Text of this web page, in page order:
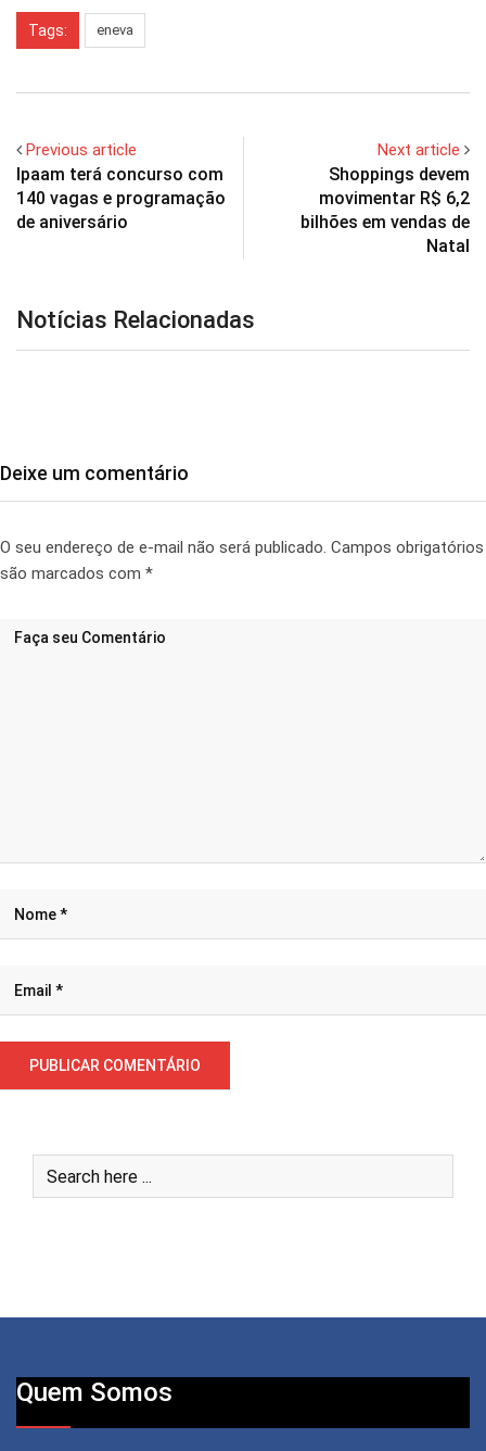
Tags: eneva
Previous article
Ipaam terá concurso com
140 vagas e programação
de aniversário
Next article
Shoppings devem
movimentar R$ 6,2
bilhões em vendas de
Natal
Notícias Relacionadas
Deixe um comentário
O seu endereço de e-mail não será publicado. Campos obrigatórios
são marcados com *
Quem Somos